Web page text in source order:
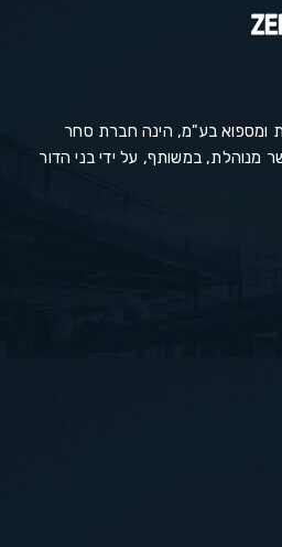
ומספוא בע"מ, הינה חברת סחר
מנוהלת, במשותף, על ידי בני הדור